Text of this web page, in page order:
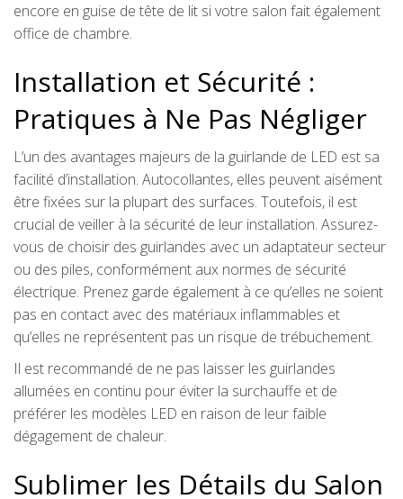
encore en guise de tête de lit si votre salon fait également
office de chambre.
Installation et Sécurité :
Pratiques à Ne Pas Négliger
L’un des avantages majeurs de la guirlande de LED est sa
facilité d’installation. Autocollantes, elles peuvent aisément
être fixées sur la plupart des surfaces. Toutefois, il est
crucial de veiller à la sécurité de leur installation. Assurez-
vous de choisir des guirlandes avec un adaptateur secteur
ou des piles, conformément aux normes de sécurité
électrique. Prenez garde également à ce qu’elles ne soient
pas en contact avec des matériaux inflammables et
qu’elles ne représentent pas un risque de trébuchement.
Il est recommandé de ne pas laisser les guirlandes
allumées en continu pour éviter la surchauffe et de
préférer les modèles LED en raison de leur faible
dégagement de chaleur.
Sublimer les Détails du Salon